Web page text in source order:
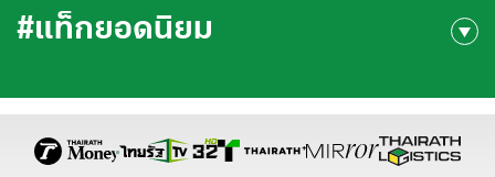
#แท็กยอดนิยม